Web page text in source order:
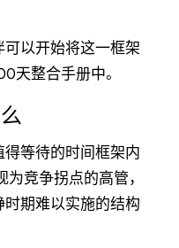
以开始将这一框架
天整合手册中。
等待的时间框架内
竞争拐点的高管，
期难以实施的结构